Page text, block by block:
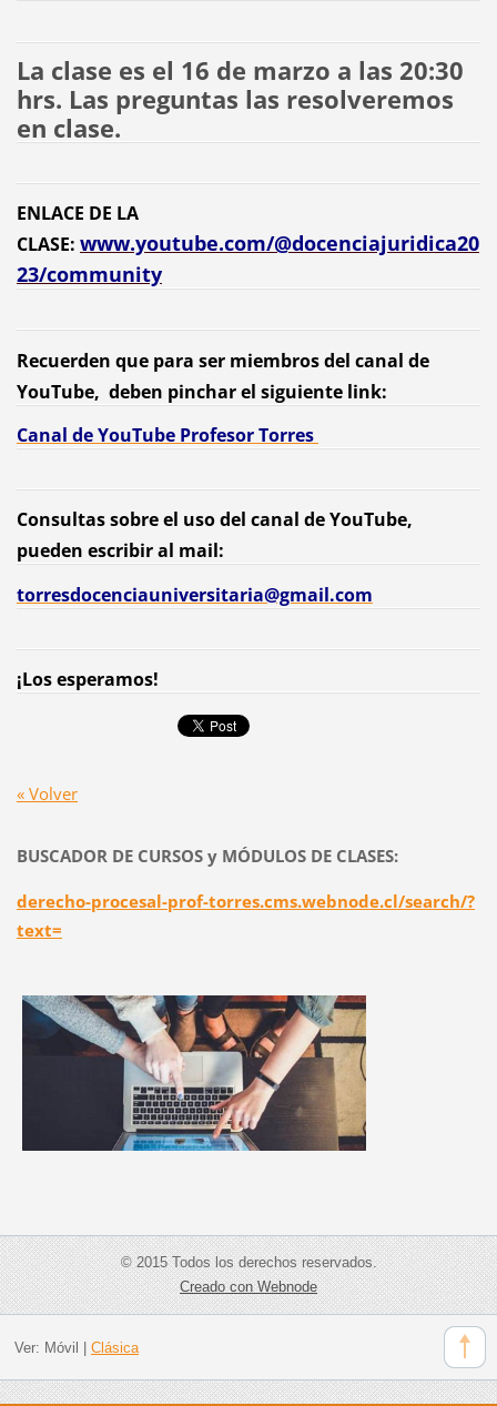
La clase es el 16 de marzo a las 20:30
hrs. Las preguntas las resolveremos
en clase.
ENLACE DE LA
CLASE: www.youtube.com/@docenciajuridica20
23/community
Recuerden que para ser miembros del canal de
YouTube, deben pinchar el siguiente link:
Canal de YouTube Profesor Torres
Consultas sobre el uso del canal de YouTube,
pueden escribir al mail:
torresdocenciauniversitaria@gmail.com
¡Los esperamos!
« Volver
BUSCADOR DE CURSOS y MÓDULOS DE CLASES:
derecho-procesal-prof-torres.cms.webnode.cl/search/?
text=
© 2015 Todos los derechos reservados.
Creado con Webnode
Ver: Móvil Clásica